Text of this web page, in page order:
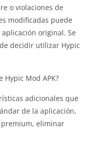
o violaciones de
modificadas puede
original. Se
decidir utilizar Hypic
Hypic Mod APK?
adicionales que
de la aplicación,
premium, eliminar